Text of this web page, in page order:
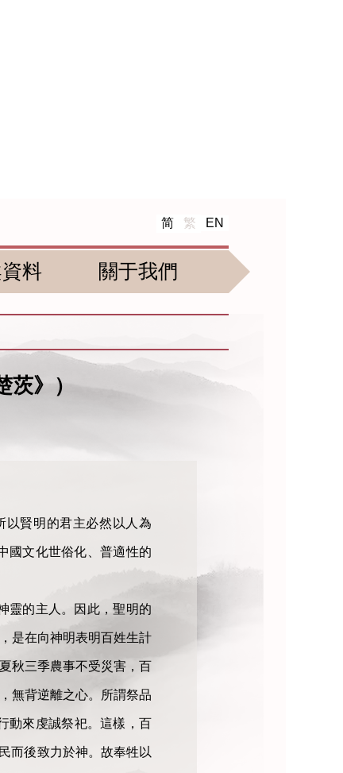
简 繁 EN
料 關于我們
》）
以賢明的君主必然以人為
文化世俗化、普適性的
靈的主人。因此，聖明的
是在向神明表明百姓生計
秋三季農事不受災害，百
無背逆離之心。所謂祭品
動來虔誠祭祀。這樣，百
而後致力於神。故奉牲以